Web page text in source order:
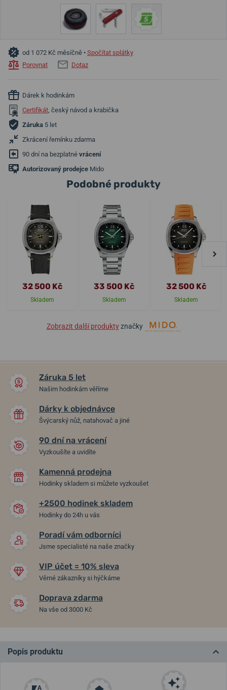
od 1 072 Kč měsíčně • Spočítat splátky
Porovnat
Dotaz
Dárek k hodinkám
Certifikát, český návod a krabička
Záruka 5 let
Zkrácení řemínku zdarma
90 dní na bezplatné vrácení
Autorizovaný prodejce Mido
Podobné produkty
32 500 Kč
Skladem
33 500 Kč
Skladem
32 500 Kč
Skladem
Zobrazit další produktyznačky
Záruka 5 let
Našim hodinkám věříme
Dárky k objednávce
Švýcarský nůž, natahovač a jiné
90 dní na vrácení
Vyzkoušíte a uvidíte
Kamenná prodejna
Hodinky skladem si můžete vyzkoušet
+2500 hodinek skladem
Hodinky do 24h u vás
Poradí vám odborníci
Jsme specialisté na naše značky
VIP účet = 10% sleva
Věrné zákazníky si hýčkáme
Doprava zdarma
Na vše od 3000 Kč
Popis produktu